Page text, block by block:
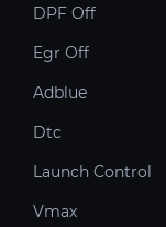
DPF Off
Egr Off
Adblue
Dtc
Launch Control
Vmax